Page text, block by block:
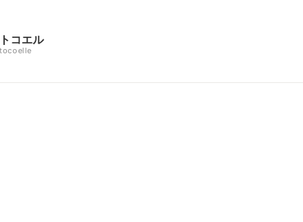
トコエル
tocoelle